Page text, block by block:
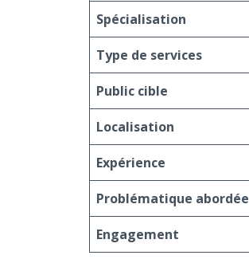
Spécialisation
Type de services
Public cible
Localisation
Expérience
Problématique abordée
Engagement